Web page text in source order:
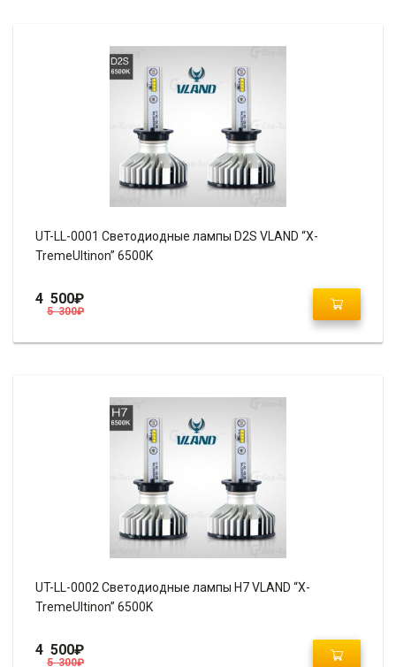
UT-LL-0001 Светодиодные лампы D2S VLAND “X-
TremeUltinon” 6500K
5 300₽
4 500₽
UT-LL-0002 Светодиодные лампы H7 VLAND “X-
TremeUltinon” 6500K
5 300₽
4 500₽